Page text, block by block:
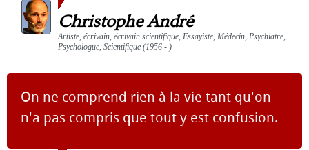
Christophe André
Artiste, écrivain, écrivain scientifique, Essayiste, Médecin, Psychiatre,
Psychologue, Scientifique (1956 - )
On ne comprend rien à la vie tant qu'on
n'a pas compris que tout y est confusion.